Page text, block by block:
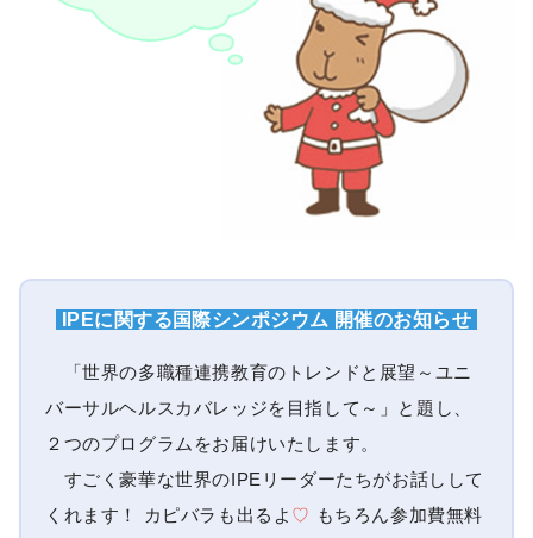
IPEに関する国際シンポジウム 開催のお知らせ
「世界の多職種連携教育のトレンドと展望～ユニ
バーサルヘルスカバレッジを目指して～」と題し、
２つのプログラムをお届けいたします。
すごく豪華な世界のIPEリーダーたちがお話しして
くれます！ カピバラも出るよ ♡ もちろん参加費無料